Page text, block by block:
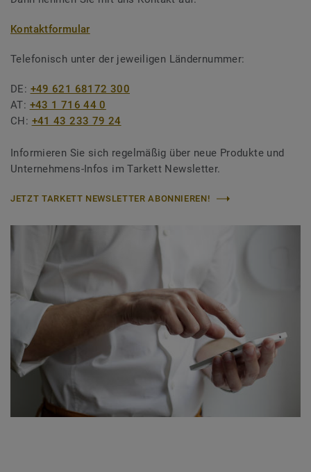
Kontaktformular
Telefonisch unter der jeweiligen Ländernummer:
DE: +49 621 68172 300
AT: +43 1 716 44 0
CH: +41 43 233 79 24
Informieren Sie sich regelmäßig über neue Produkte und
Unternehmens-Infos im Tarkett Newsletter.
JETZT TARKETT NEWSLETTER ABONNIEREN!